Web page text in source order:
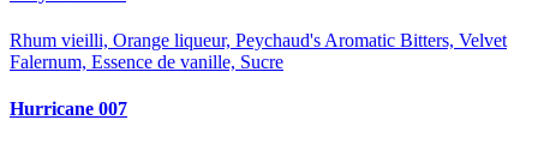
Rhum vieilli, Orange liqueur, Peychaud's Aromatic Bitters, Velvet
Falernum, Essence de vanille, Sucre
Hurricane 007